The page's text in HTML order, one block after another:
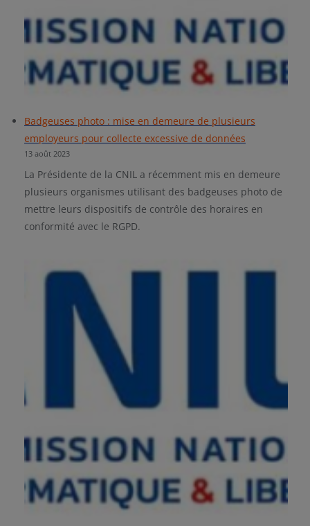
Badgeuses photo : mise en demeure de plusieurs
employeurs pour collecte excessive de données
13 août 2023
La Présidente de la CNIL a récemment mis en demeure
plusieurs organismes utilisant des badgeuses photo de
mettre leurs dispositifs de contrôle des horaires en
conformité avec le RGPD.